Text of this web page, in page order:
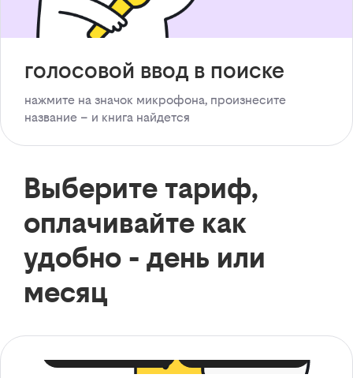
голосовой ввод в поиске
нажмите на значок микрофона, произнесите
название – и книга найдется
Выберите тариф,
оплачивайте как
удобно - день или
месяц